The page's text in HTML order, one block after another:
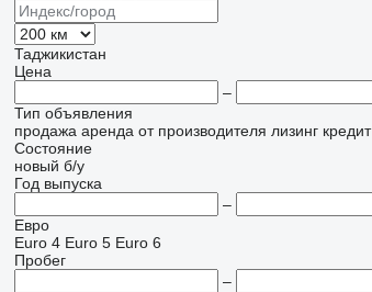
Таджикистан
Цена
–
Тип объявления
продажа аренда от производителя лизинг кредит
Состояние
новый б/у
Год выпуска
–
Евро
Euro 4 Euro 5 Euro 6
Пробег
–